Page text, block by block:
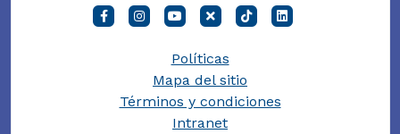
Políticas
Mapa del sitio
Términos y condiciones
Intranet